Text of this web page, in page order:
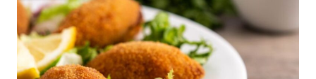
nutrientes. O Brócolis Crocante com Quinoa e Molho de
Tahine na Airfryer